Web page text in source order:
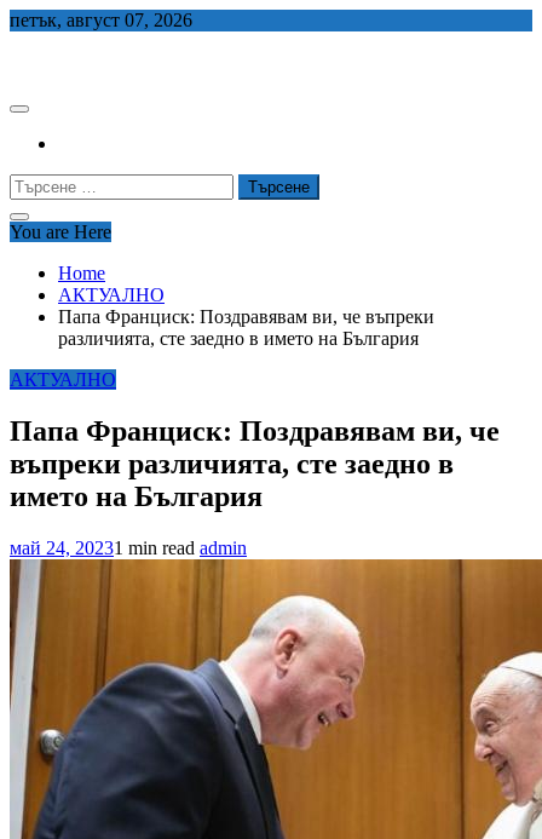
Skip
петък, август 07, 2026
Търсене
за:
You are Here
Home
АКТУАЛНО
Папа Франциск: Поздравявам ви, че въпреки
различията, сте заедно в името на България
АКТУАЛНО
Папа Франциск: Поздравявам ви, че
въпреки различията, сте заедно в
името на България
май 24, 20231 min read admin